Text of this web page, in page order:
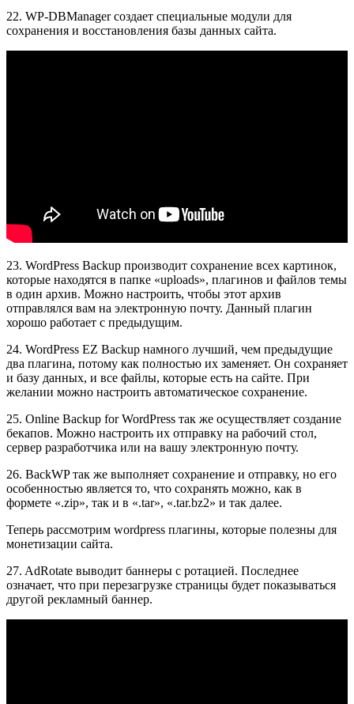
22. WP-DBManager создает специальные модули для
сохранения и восстановления базы данных сайта.
23. WordPress Backup производит сохранение всех картинок,
которые находятся в папке «uploads», плагинов и файлов темы
в один архив. Можно настроить, чтобы этот архив
отправлялся вам на электронную почту. Данный плагин
хорошо работает с предыдущим.
24. WordPress EZ Backup намного лучший, чем предыдущие
два плагина, потому как полностью их заменяет. Он сохраняет
и базу данных, и все файлы, которые есть на сайте. При
желании можно настроить автоматическое сохранение.
25. Online Backup for WordPress так же осуществляет создание
бекапов. Можно настроить их отправку на рабочий стол,
сервер разработчика или на вашу электронную почту.
26. BackWP так же выполняет сохранение и отправку, но его
особенностью является то, что сохранять можно, как в
формете «.zip», так и в «.tar», «.tar.bz2» и так далее.
Теперь рассмотрим wordpress плагины, которые полезны для
монетизации сайта.
27. AdRotate выводит баннеры с ротацией. Последнее
означает, что при перезагрузке страницы будет показываться
другой рекламный баннер.